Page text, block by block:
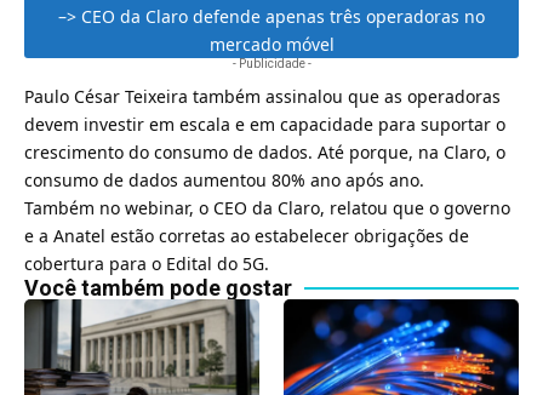
–> CEO da Claro defende apenas três operadoras no
mercado móvel
- Publicidade -
Paulo César Teixeira também assinalou que as operadoras
devem investir em escala e em capacidade para suportar o
crescimento do consumo de dados. Até porque, na Claro, o
consumo de dados aumentou 80% ano após ano.
Também no webinar, o CEO da Claro, relatou que o governo
e a Anatel estão corretas ao estabelecer obrigações de
cobertura para o Edital do 5G.
Você também pode gostar